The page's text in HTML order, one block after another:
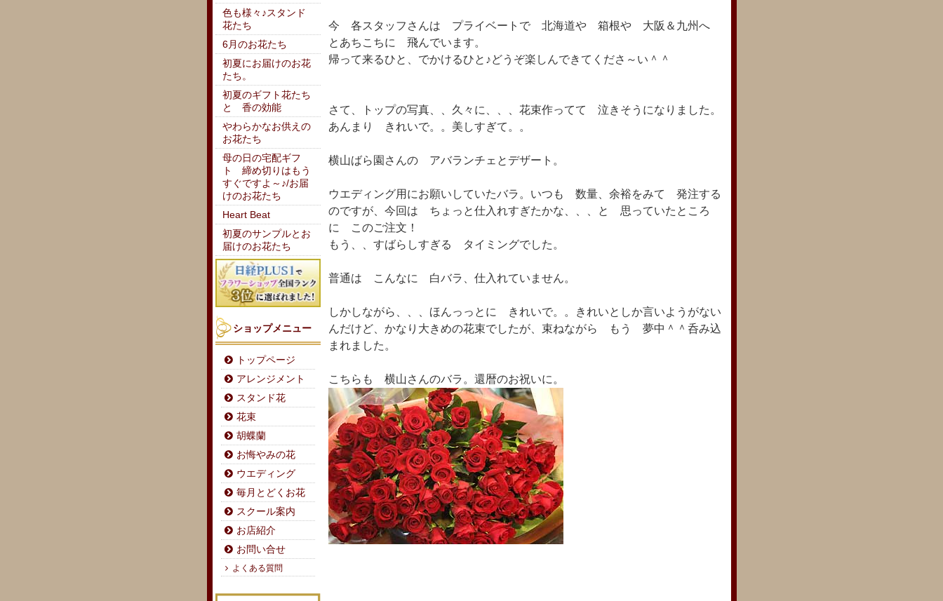
今 各スタッフさんは プライベートで 北海道や 箱根や 大阪＆九州へ
とあちこちに 飛んでいます。
帰って来るひと、でかけるひと♪どうぞ楽しんできてくださ～い＾＾
さて、トップの写真、、久々に、、、花束作ってて 泣きそうになりました。
あんまり きれいで。。美しすぎて。。
横山ばら園さんの アバランチェとデザート。
ウエディング用にお願いしていたバラ。いつも 数量、余裕をみて 発注する
のですが、今回は ちょっと仕入れすぎたかな、、、と 思っていたところ
に このご注文！
もう、、すばらしすぎる タイミングでした。
普通は こんなに 白バラ、仕入れていません。
しかしながら、、、ほんっっとに きれいで。。きれいとしか言いようがない
んだけど、かなり大きめの花束でしたが、束ねながら もう 夢中＾＾呑み込
まれました。
こちらも 横山さんのバラ。還暦のお祝いに。
色も様々♪スタンド
花たち
6月のお花たち
初夏にお届けのお花
たち。
初夏のギフト花たち
と 香の効能
やわらかなお供えの
お花たち
母の日の宅配ギフ
ト 締め切りはもう
すぐですよ～♪/お届
けのお花たち
Heart Beat
初夏のサンプルとお
届けのお花たち
ショップメニュー
トップページ
アレンジメント
スタンド花
花束
胡蝶蘭
お悔やみの花
ウエディング
毎月とどくお花
スクール案内
お店紹介
お問い合せ
よくある質問